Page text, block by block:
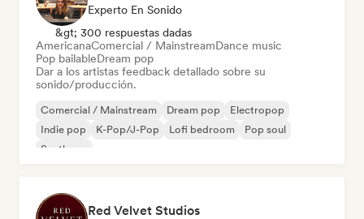
Experto En Sonido
&gt; 300 respuestas dadas
AmericanaComercial / MainstreamDance music
Pop bailableDream pop
Dar a los artistas feedback detallado sobre su
sonido/producción.
Comercial / Mainstream Dream pop
Electropop
Indie pop
K-Pop/J-Pop Lofi bedroom
Pop soul
Synthpop
Red Velvet Studios